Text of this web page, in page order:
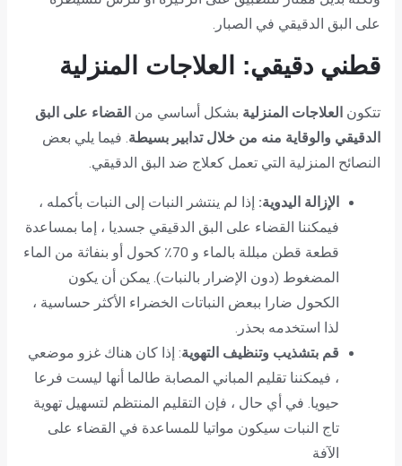
على البق الدقيقي في الصبار.
قطني دقيقي: العلاجات المنزلية
تتكون العلاجات المنزلية بشكل أساسي من القضاء على البق
الدقيقي والوقاية منه من خلال تدابير بسيطة. فيما يلي بعض
النصائح المنزلية التي تعمل كعلاج ضد البق الدقيقي.
الإزالة اليدوية: إذا لم ينتشر النبات إلى النبات بأكمله ،
فيمكننا القضاء على البق الدقيقي جسديا ، إما بمساعدة
قطعة قطن مبللة بالماء و 70٪ كحول أو بنفاثة من الماء
المضغوط (دون الإضرار بالنبات). يمكن أن يكون
الكحول ضارا ببعض النباتات الخضراء الأكثر حساسية ،
لذا استخدمه بحذر.
قم بتشذيب وتنظيف التهوية: إذا كان هناك غزو موضعي
، فيمكننا تقليم المباني المصابة طالما أنها ليست فرعا
حيويا. في أي حال ، فإن التقليم المنتظم لتسهيل تهوية
تاج النبات سيكون مواتيا للمساعدة في القضاء على
الآفة